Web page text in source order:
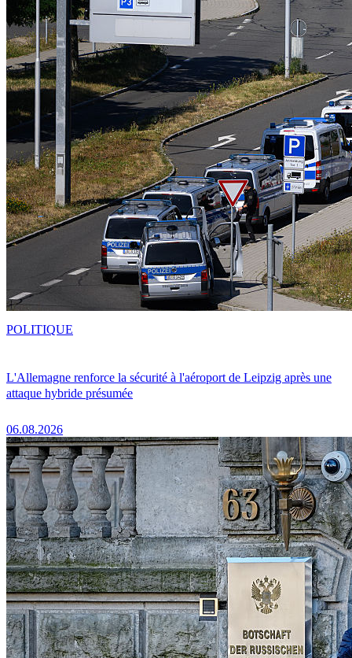
L'Allemagne renforce la sécurité à l'aéroport de Leipzig après une
attaque hybride présumée
06.08.2026
POLITIQUE